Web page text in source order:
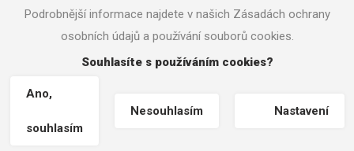
Copyright © zsvetrna.cz | Nastavení cookies| Tvorba www
stránek
Podrobnější informace najdete v našich Zásadách ochrany
osobních údajů a používání souborů cookies.
Souhlasíte s používáním cookies?
Ano,
souhlasím
Nesouhlasím Nastavení